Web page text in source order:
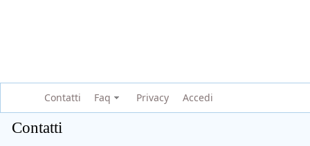
Contatti Faq Privacy Accedi
Contatti